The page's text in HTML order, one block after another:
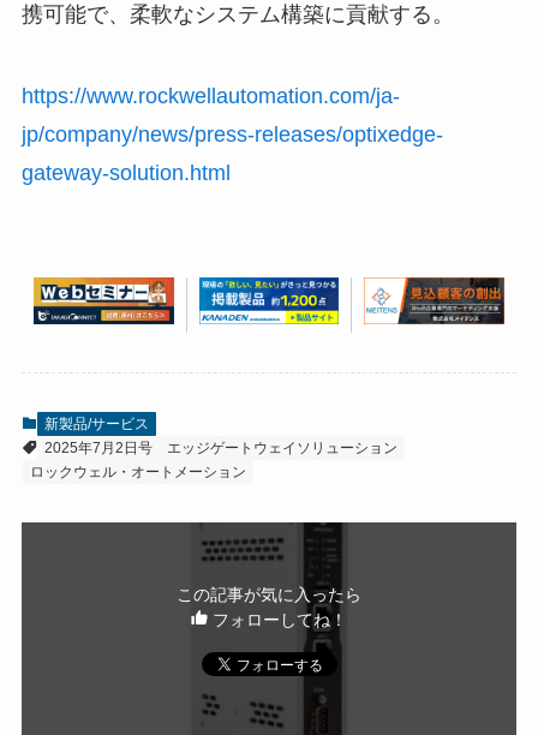
携可能で、柔軟なシステム構築に貢献する。
https://www.rockwellautomation.com/ja-
jp/company/news/press-releases/optixedge-
gateway-solution.html
新製品/サービス
2025年7月2日号
エッジゲートウェイソリューション
ロックウェル・オートメーション
この記事が気に入ったら
フォローしてね！